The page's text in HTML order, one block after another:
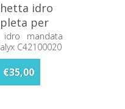
idro
per
idro mandata
C42100020
€35,00